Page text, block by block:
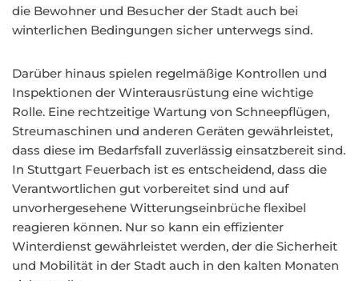
die Bewohner und Besucher der Stadt auch bei
winterlichen Bedingungen sicher unterwegs sind.
Darüber hinaus spielen regelmäßige Kontrollen und
Inspektionen der Winterausrüstung eine wichtige
Rolle. Eine rechtzeitige Wartung von Schneepflügen,
Streumaschinen und anderen Geräten gewährleistet,
dass diese im Bedarfsfall zuverlässig einsatzbereit sind.
In Stuttgart Feuerbach ist es entscheidend, dass die
Verantwortlichen gut vorbereitet sind und auf
unvorhergesehene Witterungseinbrüche flexibel
reagieren können. Nur so kann ein effizienter
Winterdienst gewährleistet werden, der die Sicherheit
und Mobilität in der Stadt auch in den kalten Monaten